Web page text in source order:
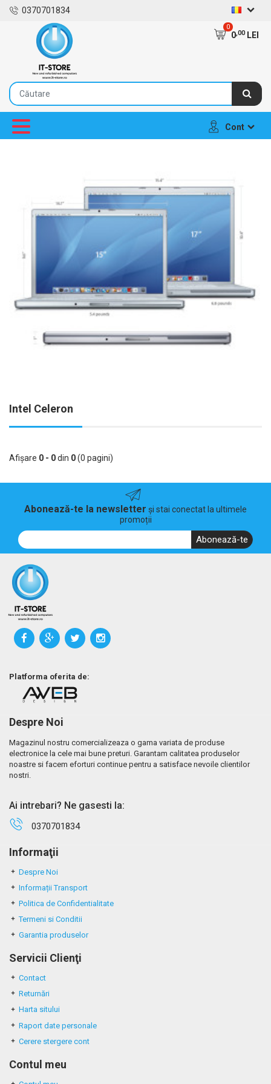
0370701834
0
0,00LEI
Cont
Intel Celeron
Afişare 0 - 0din 0(0 pagini)
Abonează-te la newsletter și stai conectat la ultimele
promoții
Abonează-te
Platforma oferita de:
Despre Noi
Magazinul nostru comercializeaza o gama variata de produse
electronice la cele mai bune preturi. Garantam calitatea produselor
noastre si facem eforturi continue pentru a satisface nevoile clientilor
nostri.
Ai intrebari? Ne gasesti la:
0370701834
Informaţii
Despre Noi
Informații Transport
Politica de Confidentialitate
Termeni si Conditii
Garantia produselor
Servicii Clienţi
Contact
Returnări
Harta sitului
Raport date personale
Cerere stergere cont
Contul meu